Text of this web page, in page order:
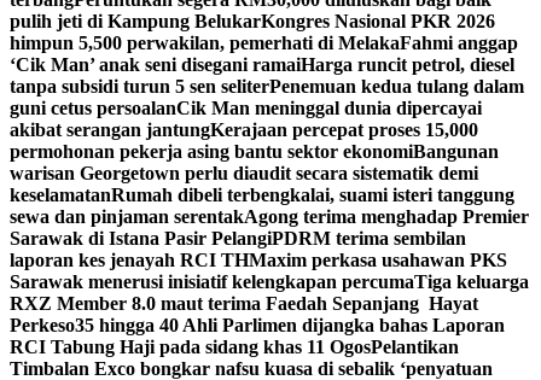
pulih jeti di Kampung BelukarKongres Nasional PKR 2026
himpun 5,500 perwakilan, pemerhati di MelakaFahmi anggap
‘Cik Man’ anak seni disegani ramaiHarga runcit petrol, diesel
tanpa subsidi turun 5 sen seliterPenemuan kedua tulang dalam
guni cetus persoalanCik Man meninggal dunia dipercayai
akibat serangan jantungKerajaan percepat proses 15,000
permohonan pekerja asing bantu sektor ekonomiBangunan
warisan Georgetown perlu diaudit secara sistematik demi
keselamatanRumah dibeli terbengkalai, suami isteri tanggung
sewa dan pinjaman serentakAgong terima menghadap Premier
Sarawak di Istana Pasir PelangiPDRM terima sembilan
laporan kes jenayah RCI THMaxim perkasa usahawan PKS
Sarawak menerusi inisiatif kelengkapan percumaTiga keluarga
RXZ Member 8.0 maut terima Faedah Sepanjang Hayat
Perkeso35 hingga 40 Ahli Parlimen dijangka bahas Laporan
RCI Tabung Haji pada sidang khas 11 OgosPelantikan
Timbalan Exco bongkar nafsu kuasa di sebalik ‘penyatuan